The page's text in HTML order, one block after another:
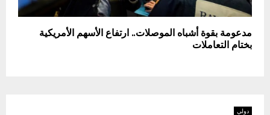
مدعومة بقوة أشباه الموصلات.. ارتفاع الأسهم الأمريكية
بختام التعاملات
دولي